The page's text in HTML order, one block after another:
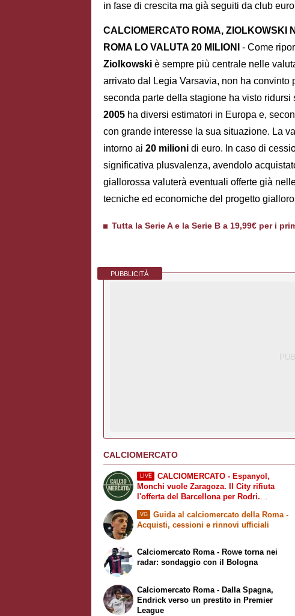
in fase di crescita ma già seguiti da club
CALCIOMERCATO ROMA, ZIOLKOWSKI
ROMA LO VALUTA 20 MILIONI
- Come
Ziolkowski è sempre più centrale nelle
arrivato dal Legia Varsavia, non ha
seconda parte della stagione ha visto ridursi
2005 ha diversi estimatori in Europa e,
con grande interesse la sua situazione. La
intorno ai 20 milioni di euro. In caso di
significativa plusvalenza, avendolo
giallorossa valuterà eventuali offerte già
tecniche ed economiche del progetto
Tutta la Serie A e la Serie B a 19,99€ per i
PUBBLICITÀ
CALCIOMERCATO
LIVE
CALCIOMERCATO - Espanyol,
Monchi vuole Zaragoza. Il City rifiuta
l'offerta del Barcellona per Rodri.
VG Guida al calciomercato della Roma-
Acquisti, cessioni e rinnovi ufficiali
Calciomercato Roma - Rowe torna nei
radar: sondaggio con il Bologna
Calciomercato Roma - Dalla Spagna,
Endrick verso un prestito in Premier
League